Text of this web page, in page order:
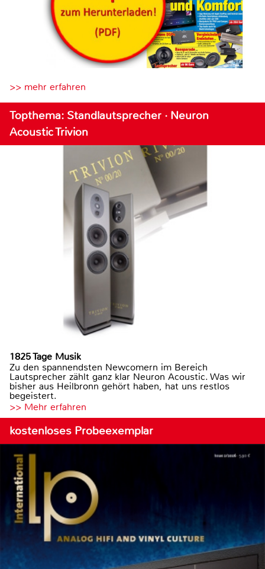
>> mehr erfahren
Topthema: Standlautsprecher · Neuron
Acoustic Trivion
1825 Tage Musik
Zu den spannendsten Newcomern im Bereich
Lautsprecher zählt ganz klar Neuron Acoustic. Was wir
bisher aus Heilbronn gehört haben, hat uns restlos
begeistert.
>> Mehr erfahren
kostenloses Probeexemplar